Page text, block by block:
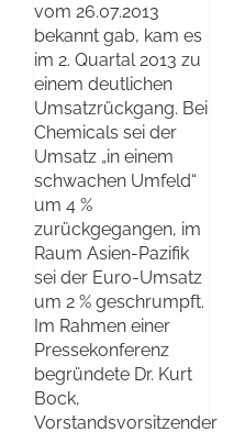
vom 26.07.2013
bekannt gab, kam es
im 2. Quartal 2013 zu
einem deutlichen
Umsatzrückgang. Bei
Chemicals sei der
Umsatz „in einem
schwachen Umfeld“
um 4 %
zurückgegangen, im
Raum Asien-Pazifik
sei der Euro-Umsatz
um 2 % geschrumpft.
Im Rahmen einer
Pressekonferenz
begründete Dr. Kurt
Bock,
Vorstandsvorsitzender